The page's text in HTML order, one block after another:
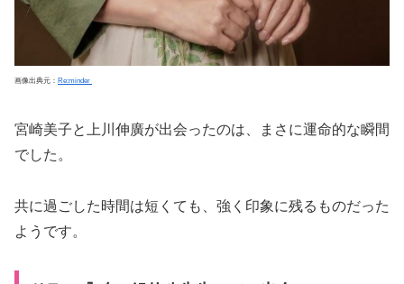
画像出典元： Re:minder
宮崎美子と上川伸廣が出会ったのは、まさに運命的な瞬間
でした。
共に過ごした時間は短くても、強く印象に残るものだった
ようです。